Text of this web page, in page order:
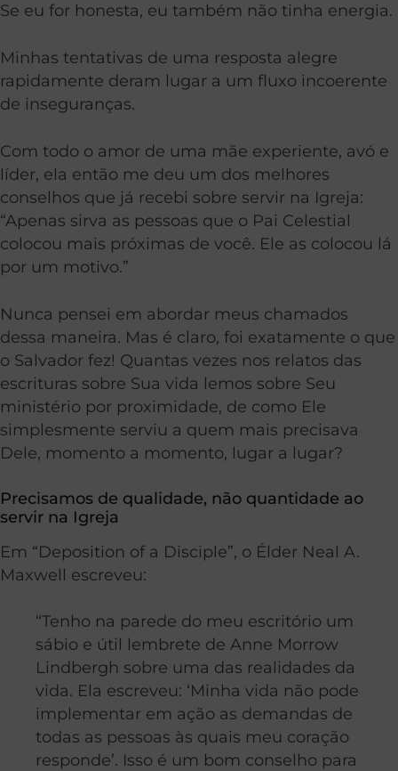
Se eu for honesta, eu também não tinha energia.
Minhas tentativas de uma resposta alegre
rapidamente deram lugar a um fluxo incoerente
de inseguranças.
Com todo o amor de uma mãe experiente, avó e
líder, ela então me deu um dos melhores
conselhos que já recebi sobre servir na Igreja:
“Apenas sirva as pessoas que o Pai Celestial
colocou mais próximas de você. Ele as colocou lá
por um motivo.”
Nunca pensei em abordar meus chamados
dessa maneira. Mas é claro, foi exatamente o que
o Salvador fez! Quantas vezes nos relatos das
escrituras sobre Sua vida lemos sobre Seu
ministério por proximidade, de como Ele
simplesmente serviu a quem mais precisava
Dele, momento a momento, lugar a lugar?
Precisamos de qualidade, não quantidade ao
servir na Igreja
Em “Deposition of a Disciple”, o Élder Neal A.
Maxwell escreveu:
“Tenho na parede do meu escritório um
sábio e útil lembrete de Anne Morrow
Lindbergh sobre uma das realidades da
vida. Ela escreveu: ‘Minha vida não pode
implementar em ação as demandas de
todas as pessoas às quais meu coração
responde’. Isso é um bom conselho para